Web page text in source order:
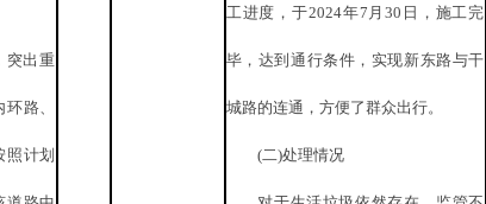
突出重
路、
计划
工进度，于2024年7月30日，施工完
毕，达到通行条件，实现新东路与干
城路的连通，方便了群众出行。
(二)处理情况